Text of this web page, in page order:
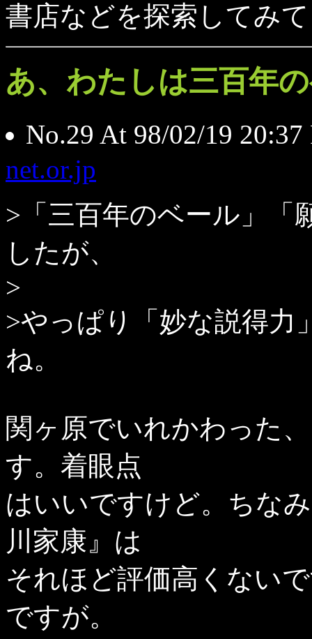
書店などを探索してみ
あ、わたしは三百年
No.29 At 98/02/19
net.or.jp
>「三百年のベール」「
したが、
>
>やっぱり「妙な説得力
ね。
関ヶ原でいれかわった
す。着眼点
はいいですけど。ちな
川家康』は
それほど評価高くない
ですが。